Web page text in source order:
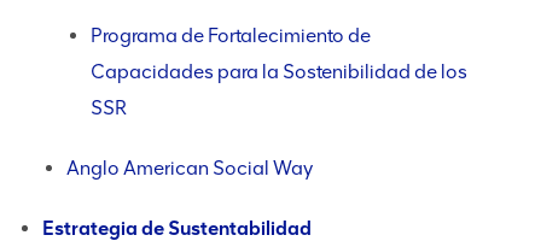
Programa de Fortalecimiento de
Capacidades para la Sostenibilidad de los
SSR
Anglo American Social Way
Estrategia de Sustentabilidad